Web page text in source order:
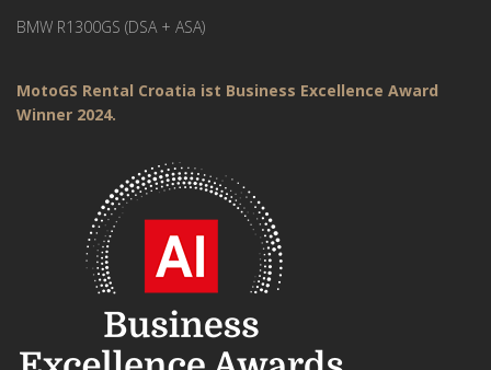
BMW R1300GS (DSA + ASA)
MotoGS Rental Croatia ist Business Excellence Award
Winner 2024.